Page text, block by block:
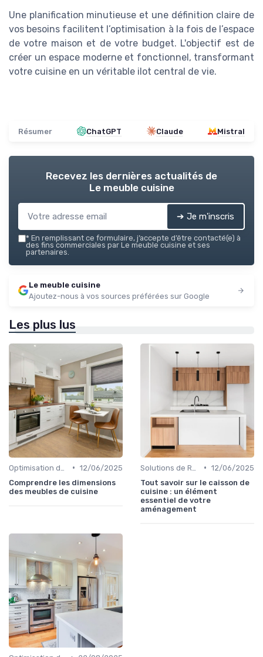
Une planification minutieuse et une définition claire de
vos besoins facilitent l’optimisation à la fois de l’espace
de votre maison et de votre budget. L'objectif est de
créer un espace moderne et fonctionnel, transformant
votre cuisine en un véritable ilot central de vie.
Résumer ChatGPT Claude Mistral
Recevez les dernières actualités de
Le meuble cuisine
➔ Je m'inscris
* En remplissant ce formulaire, j’accepte d’être contacté(e) à
des fins commerciales par Le meuble cuisine et ses
partenaires.
Le meuble cuisine
Ajoutez-nous à vos sources préférées sur Google
Les plus lus
• 12/06/2025
Comprendre les dimensions
des meubles de cuisine
• 12/06/2025
Tout savoir sur le caisson de
cuisine : un élément
essentiel de votre
aménagement